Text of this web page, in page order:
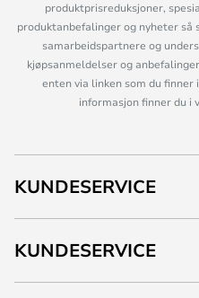
produktprisreduksjoner,
produktanbefalinger og nyheter
samarbeidspartnere og
kjøpsanmeldelser og
enten via linken som du
informasjon finner du i
KUNDESERVICE
KUNDESERVICE